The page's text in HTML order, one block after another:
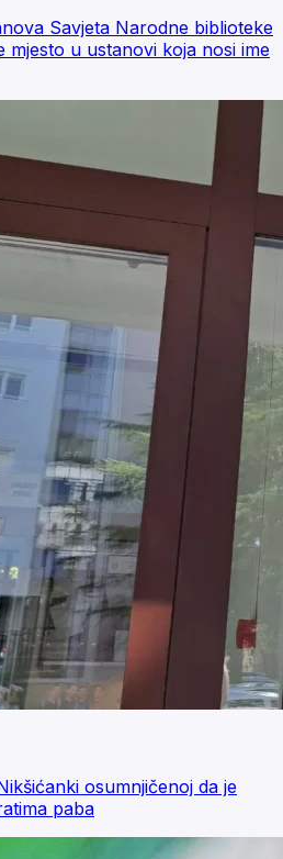
Savjeta Narodne biblioteke
mjesto u ustanovi koja nosi ime
osumnjičenoj da je
paba